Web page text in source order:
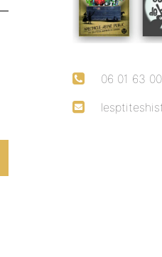
06 01 63